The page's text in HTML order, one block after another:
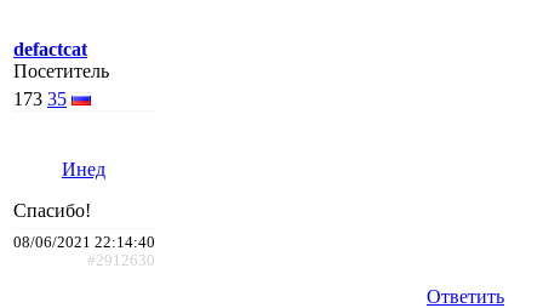
defactcat
Посетитель
173 35
Инед
Спасибо!
08/06/2021 22:14:40
#2912630
Ответить